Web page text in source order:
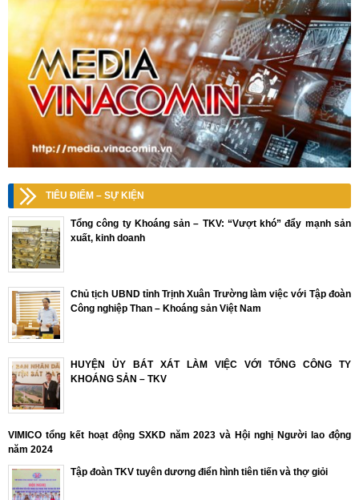
TIÊU ĐIỂM – SỰ KIỆN
Tổng công ty Khoáng sản – TKV: “Vượt khó” đẩy mạnh sản
xuất, kinh doanh
Chủ tịch UBND tỉnh Trịnh Xuân Trường làm việc với Tập đoàn
Công nghiệp Than – Khoáng sản Việt Nam
HUYỆN ỦY BÁT XÁT LÀM VIỆC VỚI TỔNG CÔNG TY
KHOÁNG SẢN – TKV
VIMICO tổng kết hoạt động SXKD năm 2023 và Hội nghị Người lao động
năm 2024
Tập đoàn TKV tuyên dương điển hình tiên tiến và thợ giỏi